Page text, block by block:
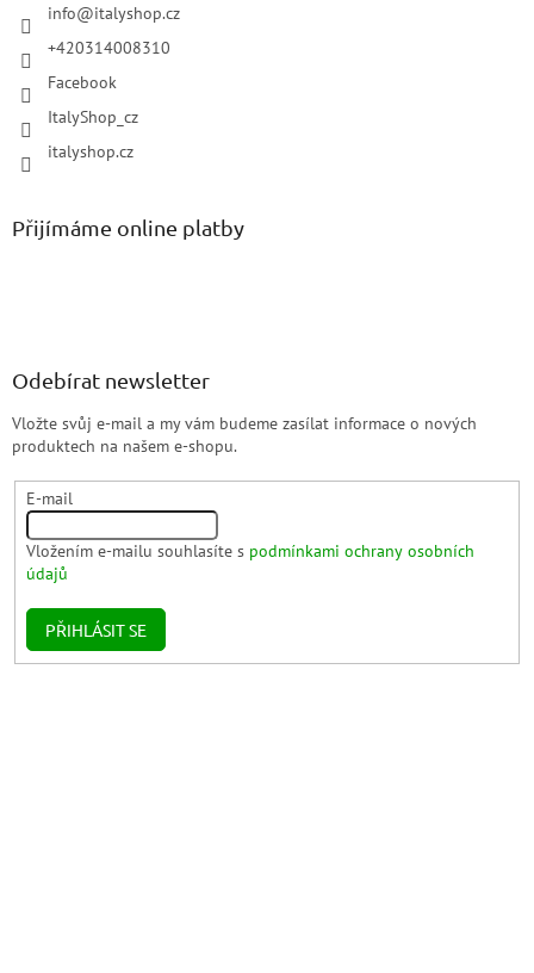
info@italyshop.cz
+420314008310
Facebook
ItalyShop_cz
italyshop.cz
Přijímáme online platby
Odebírat newsletter
Vložte svůj e-mail a my vám budeme zasílat informace o nových
produktech na našem e-shopu.
E-mail
Vložením e-mailu souhlasíte s podmínkami ochrany osobních
údajů
PŘIHLÁSIT SE